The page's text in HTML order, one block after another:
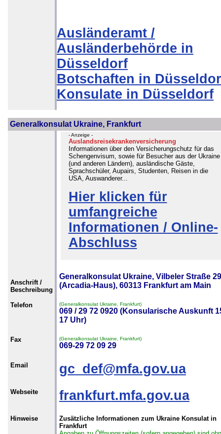
Ausländeramt /
Ausländerbehörde in
Düsseldorf
Botschaften in
Konsulate in Düsseldorf
Generalkonsulat Ukraine, Frankfurt
- Anzeige -
Auslandsreisekrankenversicherung
Informationen über den Versicherungschutz für das
Schengenvisum, sowie für Besucher aus der Ukraine
(und anderen Ländern), ausländische Gäste,
Sprachschüler, Aupairs, Studenten, Reisen in die
USA, Auswanderer...
Hier klicken für
umfangreiche
Informationen / Online-
Abschluss
Anschrift /
Beschreibung
Generalkonsulat Ukraine, Vilbeler Straße 29
(Arcadia-Haus), 60313 Frankfurt am Main
Telefon (Generalkonsulat Ukraine, Frankfurt)
069 / 29 72 0920 (Konsularische Auskunft
17 Uhr)
Fax (Generalkonsulat Ukraine, Frankfurt)
069-29 72 09 29
Email gc_def@mfa.gov.ua
Webseite frankfurt.mfa.gov.ua
Hinweise
Zusätzliche Informationen zum Ukraine Konsulat in
Frankfurt